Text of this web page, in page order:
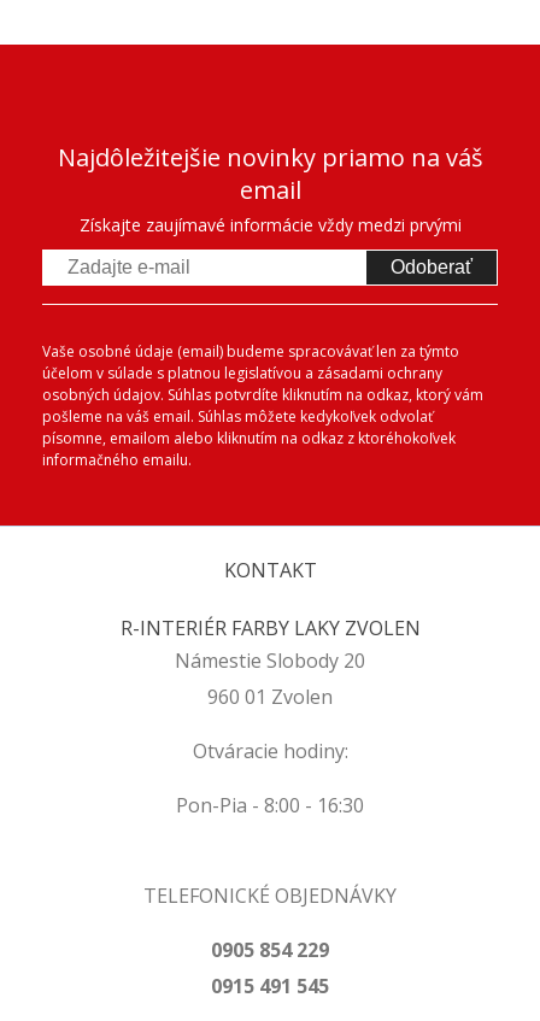
Najdôležitejšie novinky priamo na váš
email
Získajte zaujímavé informácie vždy medzi prvými
Odoberať
Vaše osobné údaje (email) budeme spracovávať len za týmto
účelom v súlade s platnou legislatívou a zásadami ochrany
osobných údajov. Súhlas potvrdíte kliknutím na odkaz, ktorý vám
pošleme na váš email. Súhlas môžete kedykoľvek odvolať
písomne, emailom alebo kliknutím na odkaz z ktoréhokoľvek
informačného emailu.
KONTAKT
R-INTERIÉR FARBY LAKY ZVOLEN
Námestie Slobody 20
960 01 Zvolen
Otváracie hodiny:
Pon-Pia - 8:00 - 16:30
TELEFONICKÉ OBJEDNÁVKY
0905 854 229
0915 491 545